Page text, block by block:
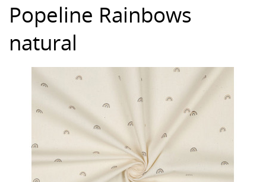
Popeline Rainbows
natural